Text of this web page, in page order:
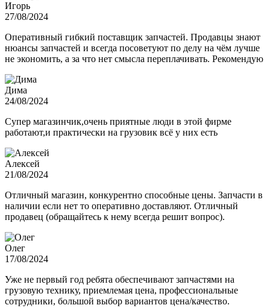
Игорь
27/08/2024
Оперативный гибкий поставщик запчастей. Продавцы знают
нюансы запчастей и всегда посоветуют по делу на чём лучше
не экономить, а за что нет смысла переплачивать. Рекомендую
Дима
24/08/2024
Супер магазинчик,очень приятные люди в этой фирме
работают,и практически на грузовик всё у них есть
Алексей
21/08/2024
Отличный магазин, конкурентно способные цены. Запчасти в
наличии если нет то оперативно доставляют. Отличный
продавец (обращайтесь к нему всегда решит вопрос).
Олег
17/08/2024
Уже не первый год ребята обеспечивают запчастями на
грузовую технику, приемлемая цена, профессиональные
сотрудники, большой выбор вариантов цена/качество.